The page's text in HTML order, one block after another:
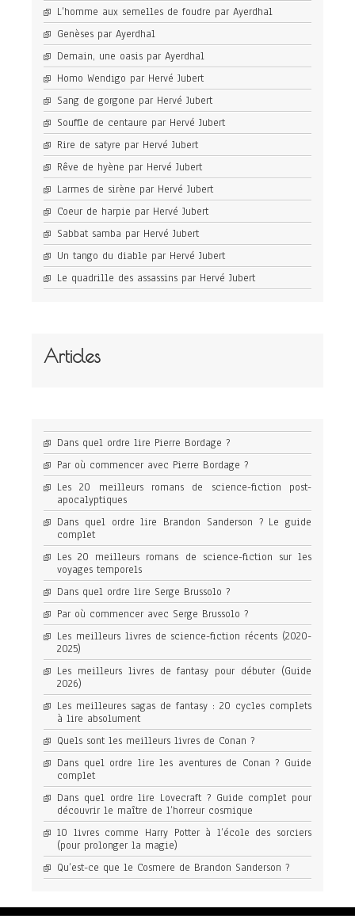
L’homme aux semelles de foudre par Ayerdhal
Genèses par Ayerdhal
Demain, une oasis par Ayerdhal
Homo Wendigo par Hervé Jubert
Sang de gorgone par Hervé Jubert
Souffle de centaure par Hervé Jubert
Rire de satyre par Hervé Jubert
Rêve de hyène par Hervé Jubert
Larmes de sirène par Hervé Jubert
Coeur de harpie par Hervé Jubert
Sabbat samba par Hervé Jubert
Un tango du diable par Hervé Jubert
Le quadrille des assassins par Hervé Jubert
Articles
Dans quel ordre lire Pierre Bordage ?
Par où commencer avec Pierre Bordage ?
Les 20 meilleurs romans de science-fiction post-
apocalyptiques
Dans quel ordre lire Brandon Sanderson ? Le guide
complet
Les 20 meilleurs romans de science-fiction sur les
voyages temporels
Dans quel ordre lire Serge Brussolo ?
Par où commencer avec Serge Brussolo ?
Les meilleurs livres de science-fiction récents (2020-
2025)
Les meilleurs livres de fantasy pour débuter (Guide
2026)
Les meilleures sagas de fantasy : 20 cycles complets
à lire absolument
Quels sont les meilleurs livres de Conan ?
Dans quel ordre lire les aventures de Conan ? Guide
complet
Dans quel ordre lire Lovecraft ? Guide complet pour
découvrir le maître de l’horreur cosmique
10 livres comme Harry Potter à l’école des sorciers
(pour prolonger la magie)
Qu’est-ce que le Cosmere de Brandon Sanderson ?